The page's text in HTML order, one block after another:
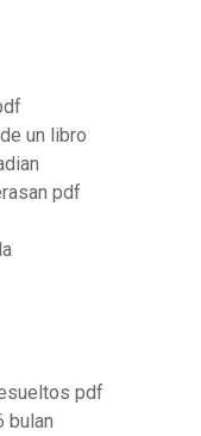
un libro
pdf
pdf
bulan